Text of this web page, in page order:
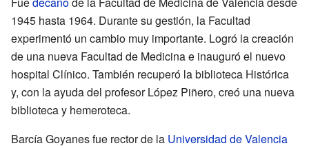
1945 hasta 1964. Durante su gestión, la Facultad
experimentó un cambio muy importante. Logró la creación
de una nueva Facultad de Medicina e inauguró el nuevo
hospital Clínico. También recuperó la biblioteca Histórica
y, con la ayuda del profesor López Piñero, creó una nueva
biblioteca y hemeroteca.
Barcía Goyanes fue rector de la Universidad de Valencia